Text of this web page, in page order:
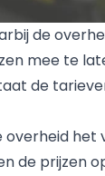
de
mee te
de
het
de prijzen